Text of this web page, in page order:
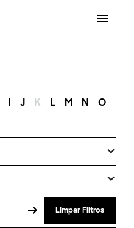
I J K L M N O
Limpar Filtros